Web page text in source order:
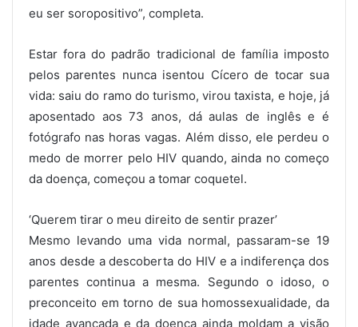
eu ser soropositivo”, completa.
Estar fora do padrão tradicional de família imposto
pelos parentes nunca isentou Cícero de tocar sua
vida: saiu do ramo do turismo, virou taxista, e hoje, já
aposentado aos 73 anos, dá aulas de inglês e é
fotógrafo nas horas vagas. Além disso, ele perdeu o
medo de morrer pelo HIV quando, ainda no começo
da doença, começou a tomar coquetel.
‘Querem tirar o meu direito de sentir prazer’
Mesmo levando uma vida normal, passaram-se 19
anos desde a descoberta do HIV e a indiferença dos
parentes continua a mesma. Segundo o idoso, o
preconceito em torno de sua homossexualidade, da
idade avançada e da doença ainda moldam a visão